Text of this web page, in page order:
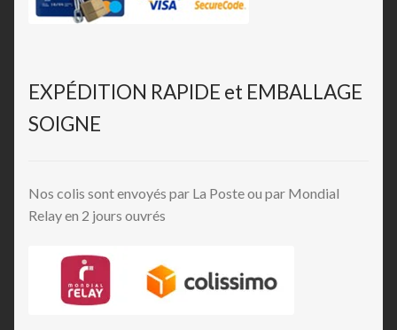
EXPÉDITION RAPIDE et EMBALLAGE
SOIGNE
Nos colis sont envoyés par La Poste ou par Mondial
Relay en 2 jours ouvrés